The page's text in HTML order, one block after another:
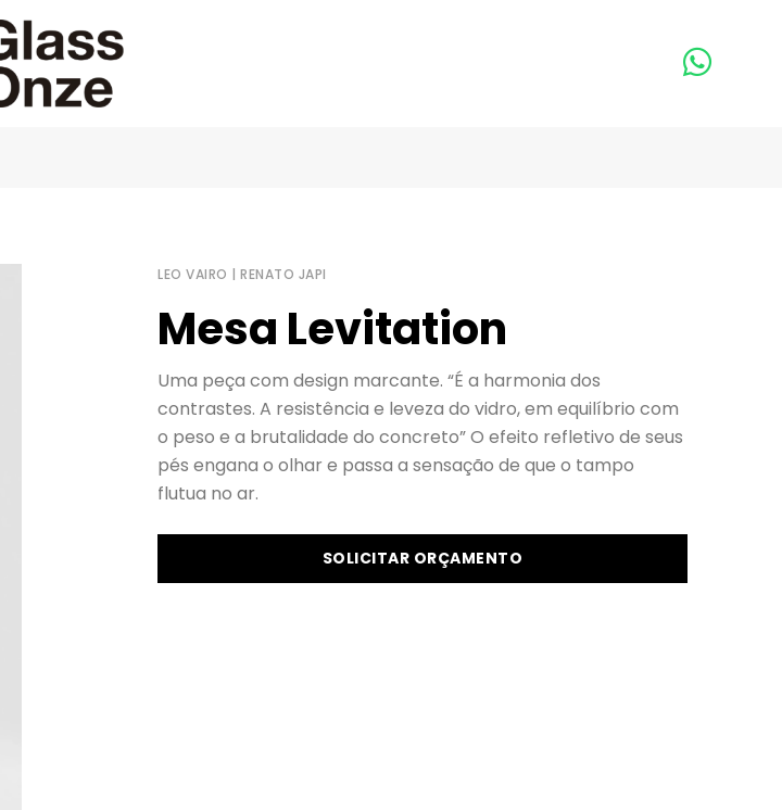
LEO VAIRO | RENATO JAPI
Mesa Levitation
Uma peça com design marcante. “É a harmonia dos
contrastes. A resistência e leveza do vidro, em equilíbrio com
o peso e a brutalidade do concreto” O efeito refletivo de seus
pés engana o olhar e passa a sensação de que o tampo
flutua no ar.
SOLICITAR ORÇAMENTO